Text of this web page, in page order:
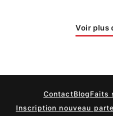
Voir plus
ContactBlogFaits
Inscription nouveau